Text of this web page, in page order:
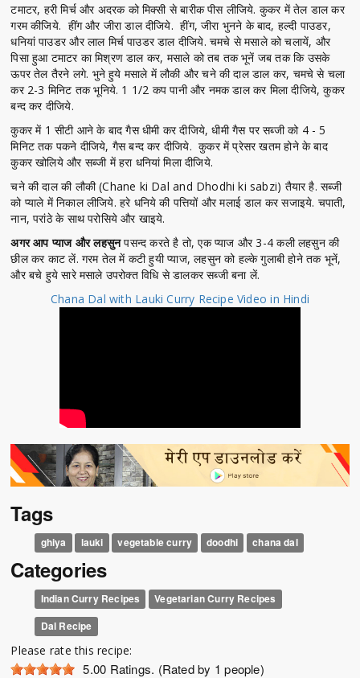
टमाटर, हरी मिर्च और अदरक को मिक्सी से बारीक पीस लीजिये. कुकर में तेल डाल कर
गरम कीजिये. हींग और जीरा डाल दीजिये. हींग, जीरा भुनने के बाद, हल्दी पाउडर,
धनियां पाउडर और लाल मिर्च पाउडर डाल दीजिये. चमचे से मसाले को चलायें, और
पिसा हुआ टमाटर का मिश्रण डाल कर, मसाले को तब तक भूनें जब तक कि उसके
ऊपर तेल तैरने लगे. भुने हुये मसाले में लौकी और चने की दाल डाल कर, चमचे से चला
कर 2-3 मिनिट तक भूनिये. 1 1/2 कप पानी और नमक डाल कर मिला दीजिये, कुकर
बन्द कर दीजिये.
कुकर में 1 सीटी आने के बाद गैस धीमी कर दीजिये, धीमी गैस पर सब्जी को 4 - 5
मिनिट तक पकने दीजिये, गैस बन्द कर दीजिये. कुकर में प्रेसर खतम होने के बाद
कुकर खोलिये और सब्जी में हरा धनियां मिला दीजिये.
चने की दाल की लौकी (Chane ki Dal and Dhodhi ki sabzi) तैयार है. सब्जी
को प्याले में निकाल लीजिये. हरे धनिये की पत्तियों और मलाई डाल कर सजाइये. चपाती,
नान, परांठे के साथ परोसिये और खाइये.
अगर आप प्याज और लहसुनपसन्द करते है तो, एक प्याज और 3-4 कली लहसुन की
छील कर काट लें. गरम तेल में कटी हुयी प्याज, लहसुन को हल्के गुलाबी होने तक भूनें,
और बचे हुये सारे मसाले उपरोक्त विधि से डालकर सब्जी बना लें.
Chana Dal with Lauki Curry Recipe Video in Hindi
Tags
ghiya lauki vegetable curry doodhi chana dal
Categories
Indian Curry Recipes
Vegetarian Curry Recipes
Dal Recipe
Please rate this recipe:
5.00 Ratings. (Rated by 1 people)